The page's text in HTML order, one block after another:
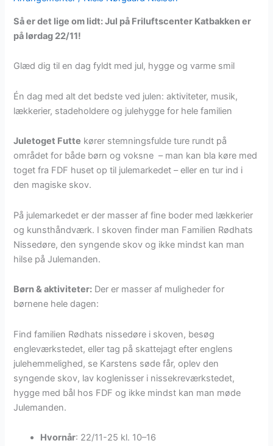
Så er det lige om lidt: Jul på Friluftscenter Katbakken er
på lørdag 22/11!
Glæd dig til en dag fyldt med jul, hygge og varme smil
Én dag med alt det bedste ved julen: aktiviteter, musik,
lækkerier, stadeholdere og julehygge for hele familien
Juletoget Futte kører stemningsfulde ture rundt på
området for både børn og voksne – man kan bla køre med
toget fra FDF huset op til julemarkedet – eller en tur ind i
den magiske skov.
På julemarkedet er der masser af fine boder med lækkerier
og kunsthåndværk. I skoven finder man Familien Rødhats
Nissedøre, den syngende skov og ikke mindst kan man
hilse på Julemanden.
Børn & aktiviteter: Der er masser af muligheder for
børnene hele dagen:
Find familien Rødhats nissedøre i skoven, besøg
engleværkstedet, eller tag på skattejagt efter englens
julehemmelighed, se Karstens søde får, oplev den
syngende skov, lav koglenisser i nissekreværkstedet,
hygge med bål hos FDF og ikke mindst kan man møde
Julemanden.
Hvornår: 22/11-25 kl. 10–16